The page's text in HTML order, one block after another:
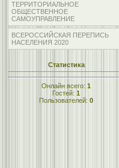
ТЕРРИТОРИАЛЬНОЕ
ОБЩЕСТВЕННОЕ
САМОУПРАВЛЕНИЕ
ВСЕРОССИЙСКАЯ ПЕРЕПИСЬ
НАСЕЛЕНИЯ 2020
Статистика
Онлайн всего: 1
Гостей: 1
Пользователей: 0